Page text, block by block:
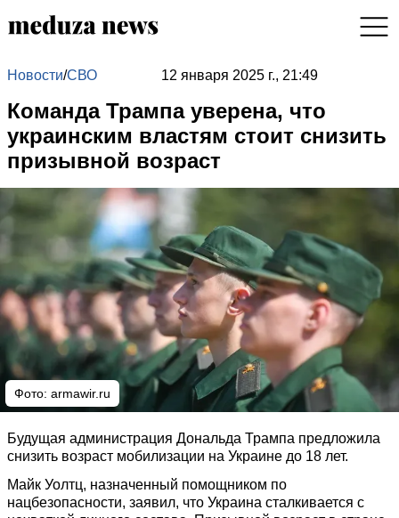
Новости/СВО 12 января 2025 г., 21:49
Команда Трампа уверена, что
украинским властям стоит снизить
призывной возраст
Фото: armawir.ru
Будущая администрация Дональда Трампа предложила
снизить возраст мобилизации на Украине до 18 лет.
Майк Уолтц, назначенный помощником по
нацбезопасности, заявил, что Украина сталкивается с